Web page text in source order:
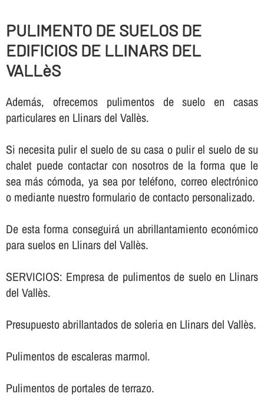
PULIMENTO DE SUELOS DE
EDIFICIOS DE LLINARS DEL
VALLèS
Además, ofrecemos pulimentos de suelo en casas
particulares en Llinars del Vallès.
Si necesita pulir el suelo de su casa o pulir el suelo de su
chalet puede contactar con nosotros de la forma que le
sea más cómoda, ya sea por teléfono, correo electrónico
o mediante nuestro formulario de contacto personalizado.
De esta forma conseguirá un abrillantamiento económico
para suelos en Llinars del Vallès.
SERVICIOS: Empresa de pulimentos de suelo en Llinars
del Vallès.
Presupuesto abrillantados de soleria en Llinars del Vallès.
Pulimentos de escaleras marmol.
Pulimentos de portales de terrazo.